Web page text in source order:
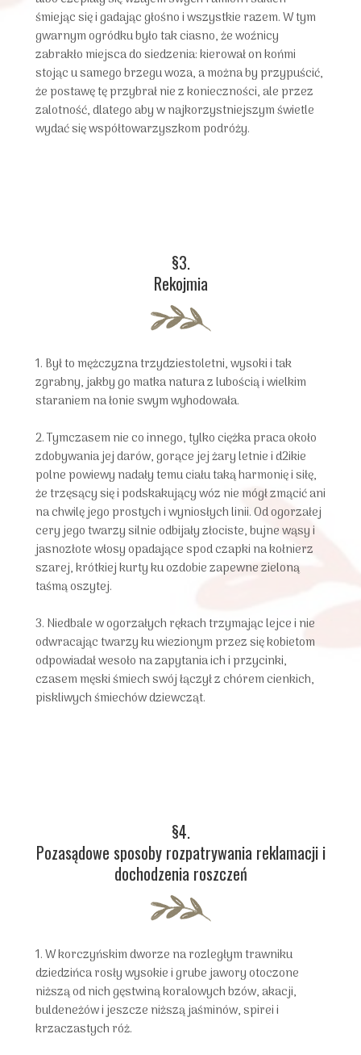
śmiejąc się i gadając głośno i wszystkie razem. W tym
gwarnym ogródku było tak ciasno, że woźnicy
zabrakło miejsca do siedzenia: kierował on końmi
stojąc u samego brzegu woza, a można by przypuścić,
że postawę tę przybrał nie z konieczności, ale przez
zalotność, dlatego aby w najkorzystniejszym świetle
wydać się współtowarzyszkom podróży.
§3.
Rekojmia
1. Był to mężczyzna trzydziestoletni, wysoki i tak
zgrabny, jakby go matka natura z lubością i wielkim
staraniem na łonie swym wyhodowała.
2. Tymczasem nie co innego, tylko ciężka praca około
zdobywania jej darów, gorące jej żary letnie i d2ikie
polne powiewy nadały temu ciału taką harmonię i siłę,
że trzęsący się i podskakujący wóz nie mógł zmącić ani
na chwilę jego prostych i wyniosłych linii. Od ogorzałej
cery jego twarzy silnie odbijały złociste, bujne wąsy i
jasnozłote włosy opadające spod czapki na kołnierz
szarej, krótkiej kurty ku ozdobie zapewne zieloną
taśmą oszytej.
3. Niedbale w ogorzałych rękach trzymając lejce i nie
odwracając twarzy ku wiezionym przez się kobietom
odpowiadał wesoło na zapytania ich i przycinki,
czasem męski śmiech swój łączył z chórem cienkich,
piskliwych śmiechów dziewcząt.
§4.
Pozasądowe sposoby rozpatrywania reklamacji i
dochodzenia roszczeń
1. W korczyńskim dworze na rozległym trawniku
dziedzińca rosły wysokie i grube jawory otoczone
niższą od nich gęstwiną koralowych bzów, akacji,
buldeneżów i jeszcze niższą jaśminów, spirei i
krzaczastych róż.